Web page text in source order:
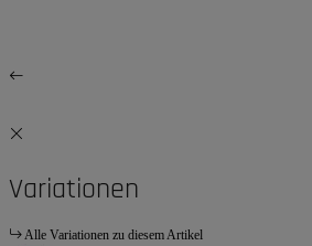
Variationen
Alle Variationen zu diesem Artikel